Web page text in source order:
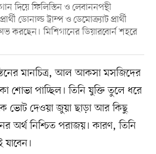
দিয়ে ফিলিস্তিন ও লেবাননপন্থী
ডোনাল্ড ট্রাম্প ও ডেমোক্র্যাট প্রার্থী
করছেন। মিশিগানের ডিয়ারবোর্ন শহরে
মানচিত্র, আল আকসা মসজিদের
শোভা পাচ্ছিল। তিনি যুক্তি তুলে ধরে
ভোট দেওয়া জুয়া ছাড়া আর কিছু
অর্থ নিশ্চিত পরাজয়। কারণ, তিনি